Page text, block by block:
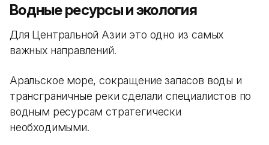
Водные ресурсы и экология
Для Центральной Азии это одно из самых
важных направлений.
Аральское море, сокращение запасов воды и
трансграничные реки сделали специалистов по
водным ресурсам стратегически
необходимыми.